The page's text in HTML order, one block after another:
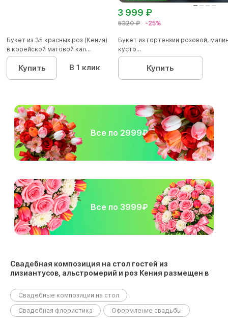
Букет из 35 красных роз (Кения)
в корейской матовой кал...
Купить В 1 клик
5320 ₽ -25%
3 999 ₽
Букет из гортензии розовой,
кусто...
Купить
Все по 2999₽
Все по 3999₽
Свадебная композиция на стол гостей из
лизиантусов, альстромерий и роз Кения размещен в
Свадебные композиции на стол
Свадебная флористика
Оформление свадьбы